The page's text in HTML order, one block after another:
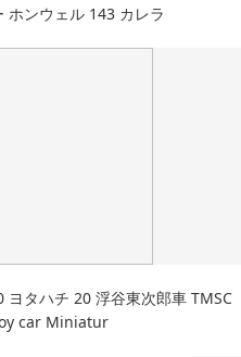
ホンウェル 143 カレラ
タハチ 20 浮谷東次郎車 TMSC
car Miniatur